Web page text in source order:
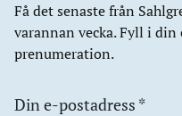
Få det senaste från
varannan vecka. Fyll i
prenumeration.
Din e-postadress *